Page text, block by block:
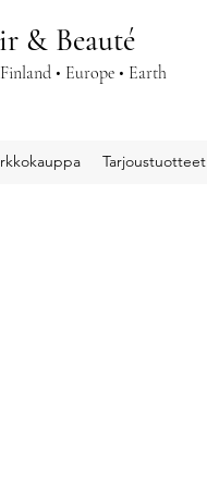
& Beauté
• Europe • Earth
Tarjoustuotteet